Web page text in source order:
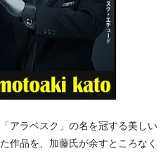
アラベスク」の名を冠する美しい
作品を、加藤氏が余すところなく